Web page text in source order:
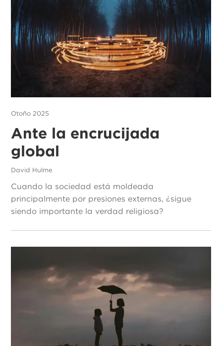
Otoño 2025
Ante la encrucijada
global
David Hulme
Cuando la sociedad está moldeada
principalmente por presiones externas, ¿sigue
siendo importante la verdad religiosa?